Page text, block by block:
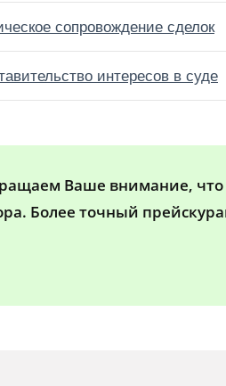
сопровождение сделок
интересов в суде
Ваше внимание, что
Более точный